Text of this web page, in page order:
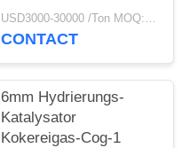
NiO-Al2O3
USD3000-30000 /Ton MOQ:1 Kilogramm
CONTACT
6mm Hydrierungs-
Katalysator
Kokereigas-Cog-1